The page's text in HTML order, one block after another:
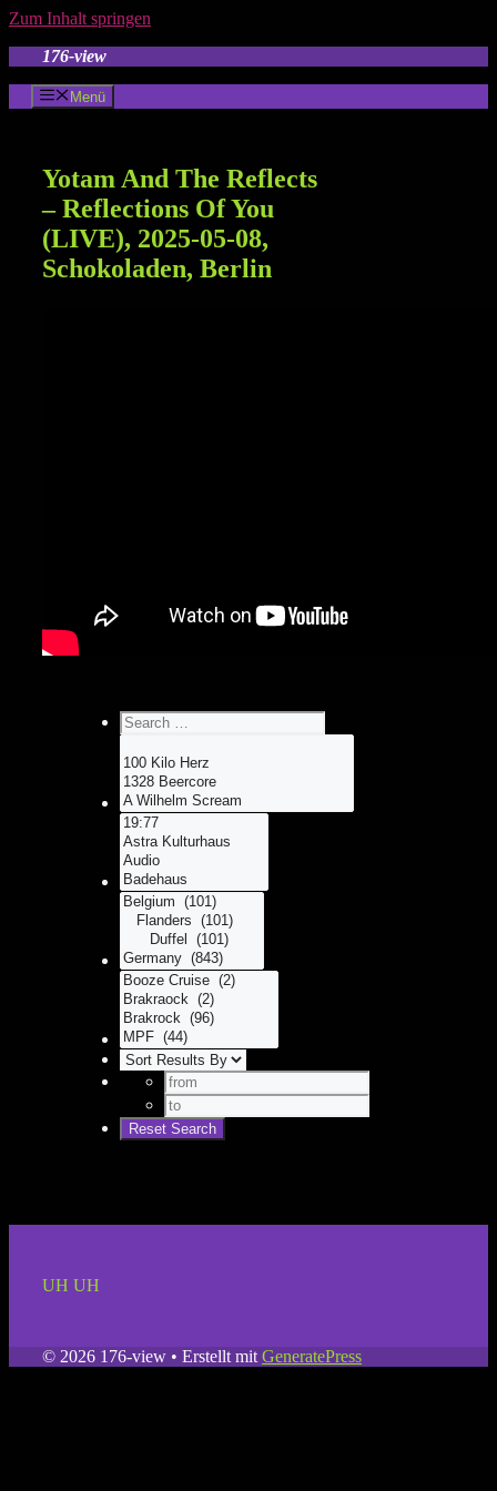
Zum Inhalt springen
176-view
Menü
Yotam And The Reflects
– Reflections Of You
(LIVE), 2025-05-08,
Schokoladen, Berlin
UH UH
© 2026 176-view • Erstellt mit GeneratePress